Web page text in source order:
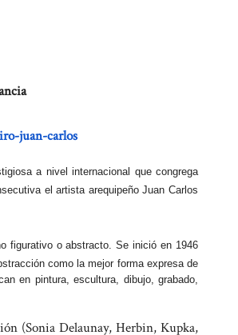
juan-carlos
a nivel internacional que congrega
el artista arequipeño Juan Carlos
figurativo o abstracto. Se inició en 1946
como la mejor forma expresa de
en pintura, escultura, dibujo, grabado,
(Sonia Delaunay, Herbin, Kupka,